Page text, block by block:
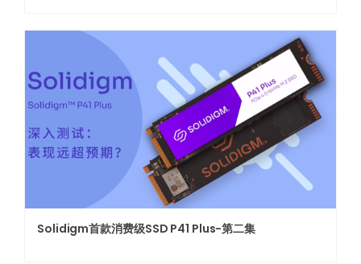
Solidigm首款消费级SSD P41 Plus-第二集